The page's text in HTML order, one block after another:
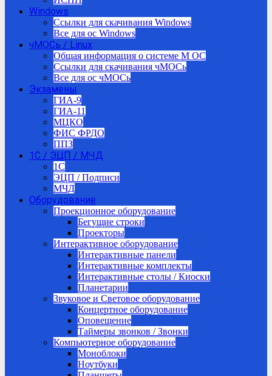
Windows
Ссылки для скачивания Windows
Все для ос Windows
чМОСь / Linux
Общая информация о системе М ОС
Ссылки для скачивания чМОСь
Все для ос чМОСь
Экзамены
ГИА-9
ГИА-11
МЦКО
ФИС ФРДО
ППЗ
1С / ЭЦП / МЧД
1C
ЭЦП / Подписи
МЧД
Оборудование
Проекционное оборудование
Бегущие строки
Проекторы
Интерактивное оборудование
Интерактивные панели
Интерактивные комплекты
Интерактивные столы / Киоски
Планетарии
Звуковое и Световое оборудование
Концертное оборудование
Оповещение
Таймеры звонков / Звонки
Компьютерное оборудование
Моноблоки
Ноутбуки